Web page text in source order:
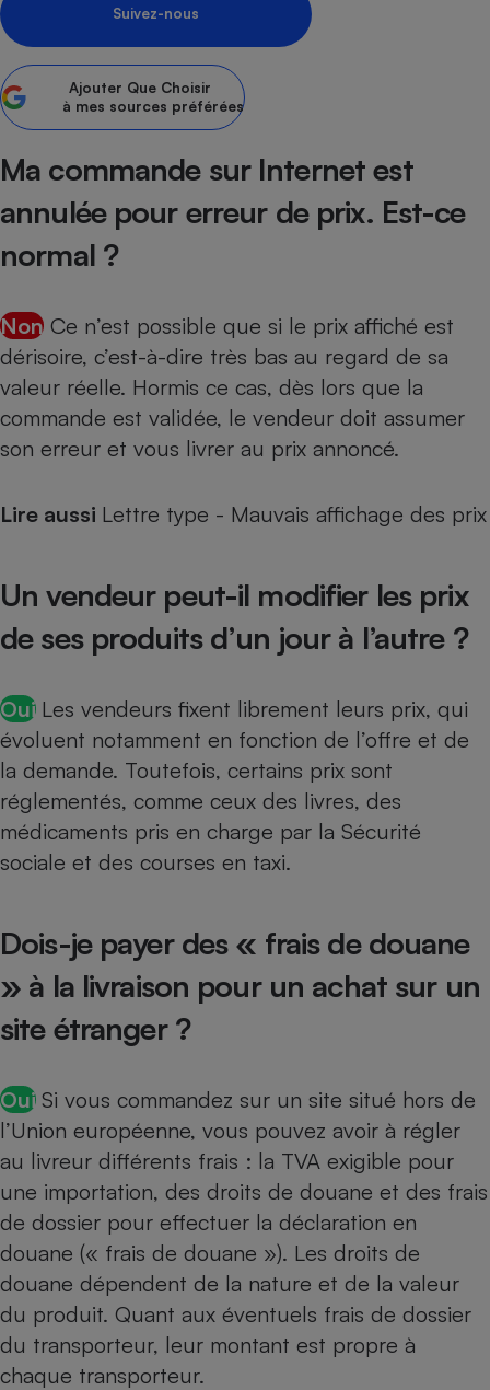
Suivez-nous
Ajouter Que Choisir
à mes sources préférées
Ma commande sur Internet est
annulée pour erreur de prix. Est-ce
normal ?
Non Ce n’est possible que si le prix affiché est
dérisoire, c’est-à-dire très bas au regard de sa
valeur réelle. Hormis ce cas, dès lors que la
commande est validée, le vendeur doit assumer
son erreur et vous livrer au prix annoncé.
Lire aussi Lettre type - Mauvais affichage des prix
Un vendeur peut-il modifier les prix
de ses produits d’un jour à l’autre ?
Oui Les vendeurs fixent librement leurs prix, qui
évoluent notamment en fonction de l’offre et de
la demande. Toutefois, certains prix sont
réglementés, comme ceux des livres, des
médicaments pris en charge par la Sécurité
sociale et des courses en taxi.
Dois-je payer des « frais de douane
» à la livraison pour un achat sur un
site étranger ?
Oui Si vous commandez sur un site situé hors de
l’Union européenne, vous pouvez avoir à régler
au livreur différents frais : la TVA exigible pour
une importation, des droits de douane et des frais
de dossier pour effectuer la déclaration en
douane (« frais de douane »). Les droits de
douane dépendent de la nature et de la valeur
du produit. Quant aux éventuels frais de dossier
du transporteur, leur montant est propre à
chaque transporteur.
Petit électroménager -
Lave-linge
Climatiseur -
Ventilateur
Robot ménager
Téléphone mobile -
Smartphone
Antivirus
Matelas
Radiateur électrique
Climatiseur -